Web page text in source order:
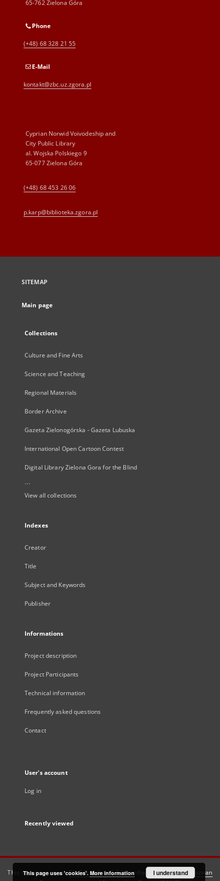
65-762 Zielona Góra
Phone
(+48) 68 328 21 55
E-Mail
kontakt@zbc.uz.zgora.pl
Cyprian Norwid Voivodeship and
City Public Library
al. Wojska Polskiego 9
65-077 Zielona Góra
(+48) 68 453 26 06
p.karp@biblioteka.zgora.pl
SITEMAP
Main page
Collections
Culture and Fine Arts
Science and Teaching
Regional Materials
Border Archive
Gazeta Zielonogórska - Gazeta Lubuska
International Open Cartoon Contest
Digital Library Zielona Gora for the Blind
...
View all collections
Indexes
Creator
Title
Subject and Keywords
Publisher
Informations
Project description
Project Participants
Technical information
Frequently asked questions
Contact
User's account
Log in
Recently viewed
This service runs onDInGO dLibra 6.3.21software created by
Poznan
This page uses 'cookies'. More information I understand